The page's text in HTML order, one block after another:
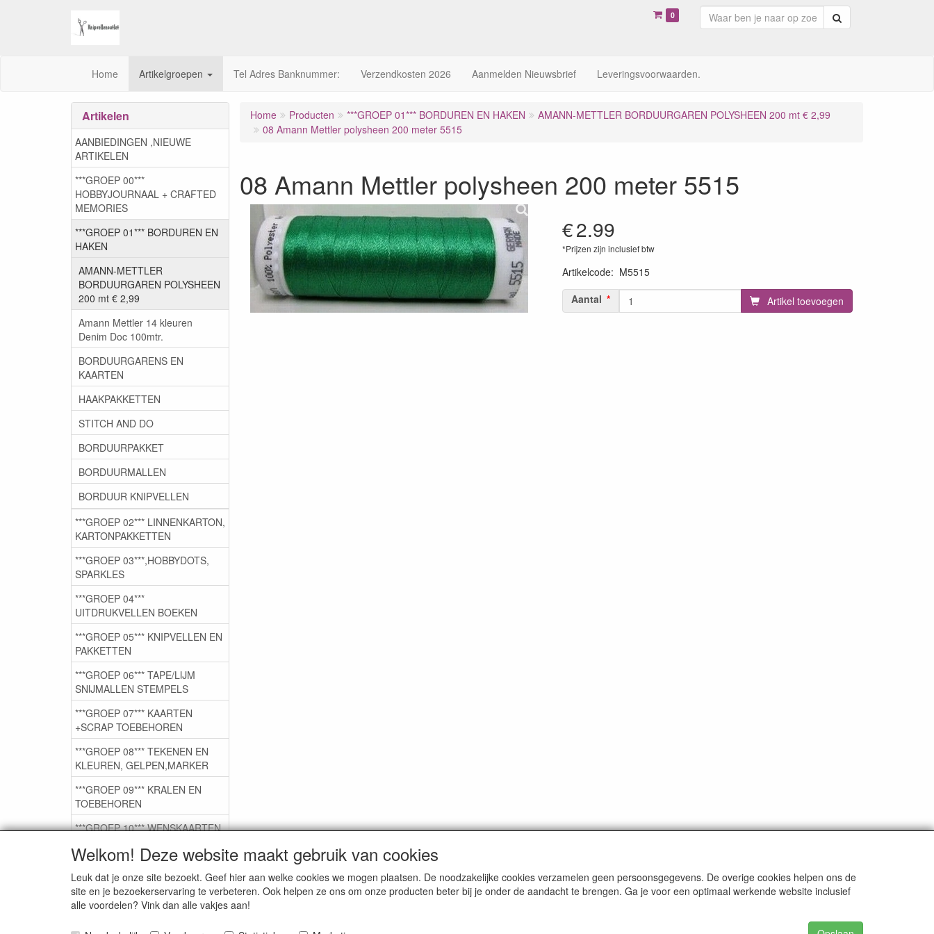
Welkom! Deze website maakt gebruik van cookies
Leuk dat je onze site bezoekt. Geef hier aan welke cookies we mogen plaatsen. De noodzakelijke cookies verzamelen geen persoonsgegevens. De overige cookies helpen ons de
site en je bezoekerservaring te verbeteren. Ook helpen ze ons om onze producten beter bij je onder de aandacht te brengen. Ga je voor een optimaal werkende website inclusief
alle voordelen? Vink dan alle vakjes aan!
0
Home Artikelgroepen Tel Adres Banknummer: Verzendkosten 2026 Aanmelden Nieuwsbrief Leveringsvoorwaarden.
Home Producten ***GROEP 01*** BORDUREN EN HAKEN
AMANN-METTLER BORDUURGAREN POLYSHEEN 200 mt € 2,99
08 Amann Mettler polysheen 200 meter 5515
08 Amann Mettler polysheen 200 meter 5515
€2.99
*Prijzen zijn inclusief btw
Artikelcode: M5515
Aantal
Artikel toevoegen
Artikelen
AANBIEDINGEN ,NIEUWE
ARTIKELEN
***GROEP 00***
HOBBYJOURNAAL + CRAFTED
MEMORIES
***GROEP 01*** BORDUREN EN
HAKEN
AMANN-METTLER
BORDUURGAREN POLYSHEEN
200 mt € 2,99
Amann Mettler 14 kleuren
Denim Doc 100mtr.
BORDUURGARENS EN
KAARTEN
HAAKPAKKETTEN
STITCH AND DO
BORDUURPAKKET
BORDUURMALLEN
BORDUUR KNIPVELLEN
***GROEP 02*** LINNENKARTON,
KARTONPAKKETTEN
***GROEP 03***,HOBBYDOTS,
SPARKLES
***GROEP 04***
UITDRUKVELLEN BOEKEN
***GROEP 05*** KNIPVELLEN EN
PAKKETTEN
***GROEP 06*** TAPE/LIJM
SNIJMALLEN STEMPELS
***GROEP 07*** KAARTEN
+SCRAP TOEBEHOREN
***GROEP 08*** TEKENEN EN
KLEUREN, GELPEN,MARKER
***GROEP 09*** KRALEN EN
TOEBEHOREN
***GROEP 10*** WENSKAARTEN
Service
Artikelgroepen